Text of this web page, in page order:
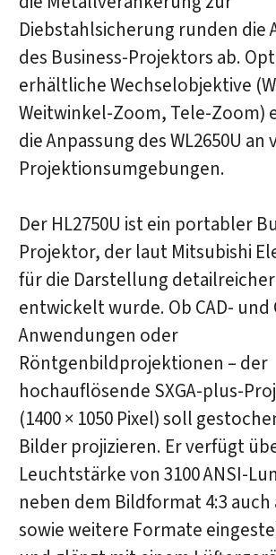
Diebstahlsicherung runden die
des Business-Projektors ab.
erhältliche Wechselobjektive
Weitwinkel-Zoom, Tele-Zoom)
die Anpassung des WL2650U
Projektionsumgebungen.
Der HL2750U ist ein portabler
Projektor, der laut Mitsubishi
für die Darstellung
entwickelt wurde. Ob CAD- und
Anwendungen oder
Röntgenbildprojektionen – der
hochauflösende SXGA-plus-
(1400 × 1050 Pixel) soll
Bilder projizieren. Er verfügt
Leuchtstärke von 3100 ANSI-
neben dem Bildformat 4:3 auch
sowie weitere Formate